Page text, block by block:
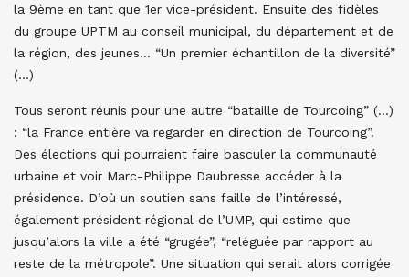
la 9ème en tant que 1er vice-président. Ensuite des fidèles
du groupe UPTM au conseil municipal, du département et de
la région, des jeunes… “Un premier échantillon de la diversité”
(…)
Tous seront réunis pour une autre “bataille de Tourcoing” (…)
: “la France entière va regarder en direction de Tourcoing”.
Des élections qui pourraient faire basculer la communauté
urbaine et voir Marc-Philippe Daubresse accéder à la
présidence. D’où un soutien sans faille de l’intéressé,
également président régional de l’UMP, qui estime que
jusqu’alors la ville a été “grugée”, “reléguée par rapport au
reste de la métropole”. Une situation qui serait alors corrigée